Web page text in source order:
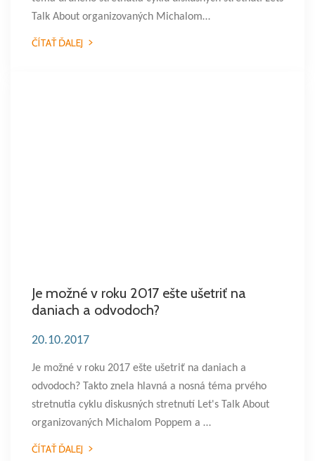
Talk About organizovaných Michalom…
ČÍTAŤ ĎALEJ
Je možné v roku 2017 ešte ušetriť na
daniach a odvodoch?
20.10.2017
Je možné v roku 2017 ešte ušetriť na daniach a
odvodoch? Takto znela hlavná a nosná téma prvého
stretnutia cyklu diskusných stretnutí Let's Talk About
organizovaných Michalom Poppem a …
ČÍTAŤ ĎALEJ